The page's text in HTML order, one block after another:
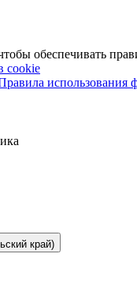
обеспечивать
cookie
использования
край)